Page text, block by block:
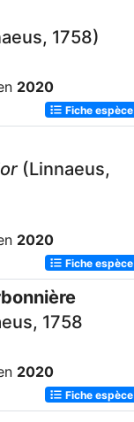
1758)
2020
Fiche espèce
(Linnaeus,
2020
Fiche espèce
1758
2020
Fiche espèce